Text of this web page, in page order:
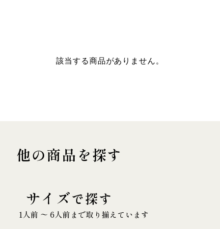
該当する商品がありません。
他の商品を探す
サイズで探す
1人前 〜 6人前まで取り揃えています